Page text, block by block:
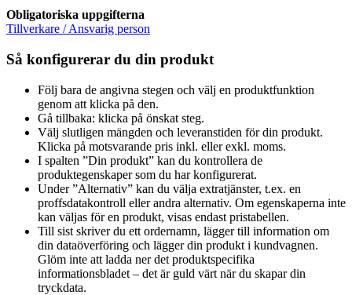
Obligatoriska uppgifterna
Tillverkare / Ansvarig person
Så konfigurerar du din produkt
Följ bara de angivna stegen och välj en produktfunktion
genom att klicka på den.
Gå tillbaka: klicka på önskat steg.
Välj slutligen mängden och leveranstiden för din produkt.
Klicka på motsvarande pris inkl. eller exkl. moms.
I spalten ”Din produkt” kan du kontrollera de
produktegenskaper som du har konfigurerat.
Under ”Alternativ” kan du välja extratjänster, t.ex. en
proffsdatakontroll eller andra alternativ. Om egenskaperna inte
kan väljas för en produkt, visas endast pristabellen.
Till sist skriver du ett ordernamn, lägger till information om
din dataöverföring och lägger din produkt i kundvagnen.
Glöm inte att ladda ner det produktspecifika
informationsbladet – det är guld värt när du skapar din
tryckdata.